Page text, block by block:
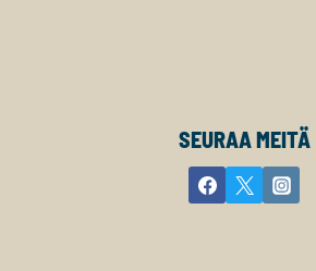
SEURAA MEITÄ